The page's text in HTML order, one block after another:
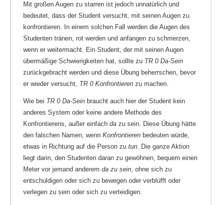
Mit großen Augen zu starren ist jedoch unnatürlich und
bedeutet, dass der Student versucht, mit seinen Augen zu
konfrontieren. In einem solchen Fall werden die Augen des
Studenten tränen, rot werden und anfangen zu schmerzen,
wenn er weitermacht. Ein Student, der mit seinen Augen
übermäßige Schwierigkeiten hat, sollte zu TR 0 Da-Sein
zurückgebracht werden und diese Übung beherrschen, bevor
er wieder versucht, TR 0 Konfrontieren zu machen.
Wie bei TR 0 Da-Sein braucht auch hier der Student kein
anderes System oder keine andere Methode des
Konfrontierens, außer einfach da zu sein. Diese Übung hätte
den falschen Namen, wenn Konfrontieren bedeuten würde,
etwas in Richtung auf die Person zu tun. Die ganze Aktion
liegt darin, den Studenten daran zu gewöhnen, bequem einen
Meter vor jemand anderem da zu sein, ohne sich zu
entschuldigen oder sich zu bewegen oder verblüfft oder
verlegen zu sein oder sich zu verteidigen.